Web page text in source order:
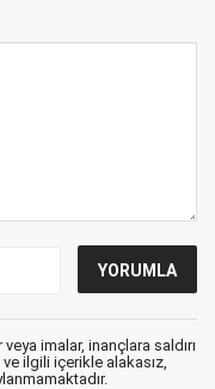
imalar, inançlara saldırı
ilgili içerikle alakasız,